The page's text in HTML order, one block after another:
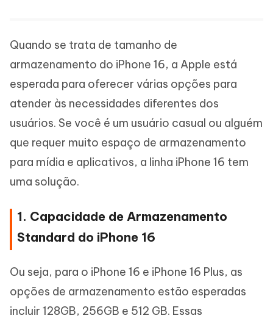
Quando se trata de tamanho de
armazenamento do iPhone 16, a Apple está
esperada para oferecer várias opções para
atender às necessidades diferentes dos
usuários. Se você é um usuário casual ou alguém
que requer muito espaço de armazenamento
para mídia e aplicativos, a linha iPhone 16 tem
uma solução.
1. Capacidade de Armazenamento
Standard do iPhone 16
Ou seja, para o iPhone 16 e iPhone 16 Plus, as
opções de armazenamento estão esperadas
incluir 128GB, 256GB e 512 GB. Essas